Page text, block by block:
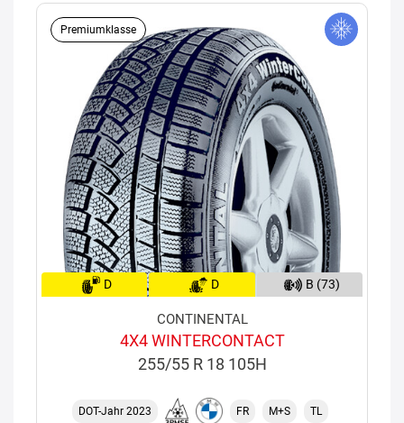
Premiumklasse
D D B (73)
CONTINENTAL
4X4 WINTERCONTACT
255/55 R 18 105H
DOT-Jahr 2023 FR M+S TL